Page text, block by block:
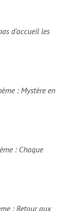
d’accueil les
: Mystère en
: Chaque
: Retour aux